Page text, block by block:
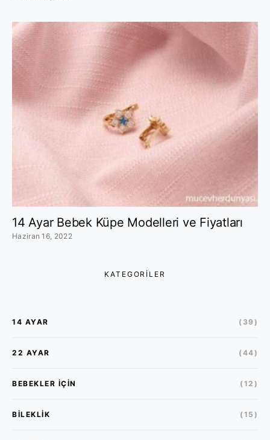
14 Ayar Bebek Küpe Modelleri ve Fiyatları
Haziran 16, 2022
KATEGORILER
14 AYAR (39)
22 AYAR (44)
BEBEKLER İÇIN (12)
BILEKLIK (15)